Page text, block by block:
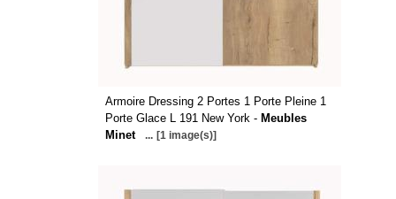
Armoire Dressing 2 Portes 1 Porte Pleine 1
Porte Glace L 191 New York - Meubles
Minet
... [1 image(s)]